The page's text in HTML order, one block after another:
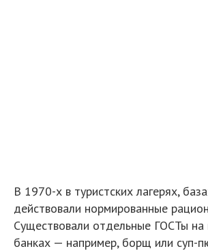
В 1970-х в туристских лагерях,
действовали нормированные
Существовали отдельные ГОСТы на
банках — например, борщ или суп-